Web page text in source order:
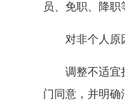
员、免职、降职
对非个人原
调整不适宜
门同意，并明确